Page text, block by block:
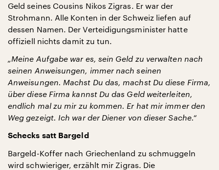
Geld seines Cousins Nikos Zigras. Er war der
Strohmann. Alle Konten in der Schweiz liefen auf
dessen Namen. Der Verteidigungsminister hatte
offiziell nichts damit zu tun.
„Meine Aufgabe war es, sein Geld zu verwalten nach
seinen Anweisungen, immer nach seinen
Anweisungen. Machst Du das, machst Du diese Firma,
über diese Firma kannst Du das Geld weiterleiten,
endlich mal zu mir zu kommen. Er hat mir immer den
Weg gezeigt. Ich war der Diener von dieser Sache.“
Schecks satt Bargeld
Bargeld-Koffer nach Griechenland zu schmuggeln
wird schwieriger, erzählt mir Zigras. Die